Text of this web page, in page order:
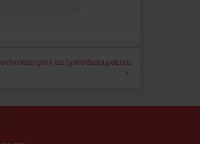
en fysiotherapeuten